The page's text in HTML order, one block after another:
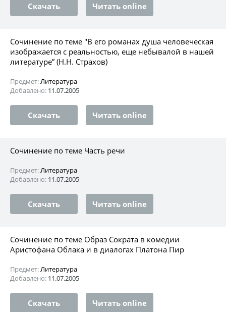
Скачать Читать online
Сочинение по теме "В его романах душа человеческая
изображается с реальностью, еще небывалой в нашей
литературе” (Н.Н. Cтрахов)
Предмет:Литература
Добавлено: 11.07.2005
Скачать Читать online
Сочинение по теме Часть речи
Предмет:Литература
Добавлено: 11.07.2005
Скачать Читать online
Сочинение по теме Образ Сократа в комедии
Аристофана Облака и в диалогах Платона Пир
Предмет:Литература
Добавлено: 11.07.2005
Скачать Читать online